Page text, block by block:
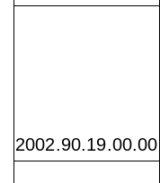
2002.90.19.00.00